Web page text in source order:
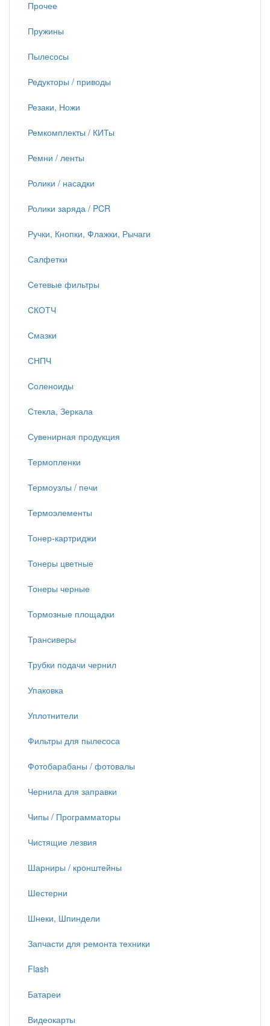
Прочее
Пружины
Пылесосы
Редукторы / приводы
Резаки, Ножи
Ремкомплекты / КИТы
Ремни / ленты
Ролики / насадки
Ролики заряда / PCR
Ручки, Кнопки, Флажки, Рычаги
Салфетки
Сетевые фильтры
СКОТЧ
Смазки
СНПЧ
Соленоиды
Стекла, Зеркала
Сувенирная продукция
Термопленки
Термоузлы / печи
Термоэлементы
Тонер-картриджи
Тонеры цветные
Тонеры черные
Тормозные площадки
Трансиверы
Трубки подачи чернил
Упаковка
Уплотнители
Фильтры для пылесоса
Фотобарабаны / фотовалы
Чернила для заправки
Чипы / Программаторы
Чистящие лезвия
Шарниры / кронштейны
Шестерни
Шнеки, Шпиндели
Запчасти для ремонта техники
Flash
Батареи
Видеокарты